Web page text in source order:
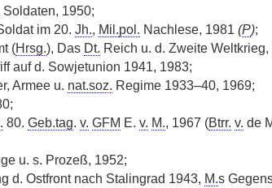
Soldaten, 1950;
im 20. Jh., Mil.pol. Nachlese, 1981 (P);
(Hrsg.), Das Dt. Reich u. d. Zweite
auf d. Sowjetunion 1941, 1983;
Armee u. nat.soz. Regime 1933–40, 1969;
80. Geb.tag. v. GFM E. v. M., 1967 (Btrr. v. de
u. s. Prozeß, 1952;
d. Ostfront nach Stalingrad 1943, M.s